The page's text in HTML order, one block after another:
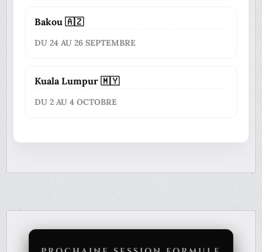
Bakou 🇦🇿
DU 24 AU 26 SEPTEMBRE
Kuala Lumpur 🇲🇾
DU 2 AU 4 OCTOBRE